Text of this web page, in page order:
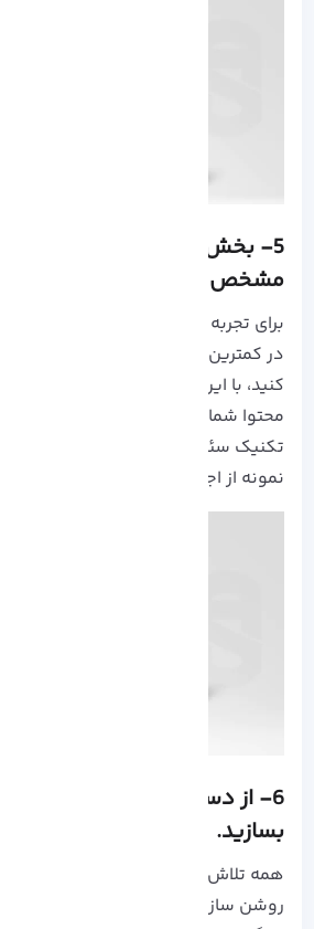
مشخص کنید.
برای تجربه کاربری بهتر و استفاده از
کنید، با این کار گوگل کاربر را به
محتوا شما انتقال می دهد و یک
تکنیک سئو یوتیوب درست را اجرا کرده
نمونه از اجرا این روش برای ویدیو
بسازید.
همه تلاش ما در اجرا تکنیک های سئو
روشن سازی مفهوم محتوا های